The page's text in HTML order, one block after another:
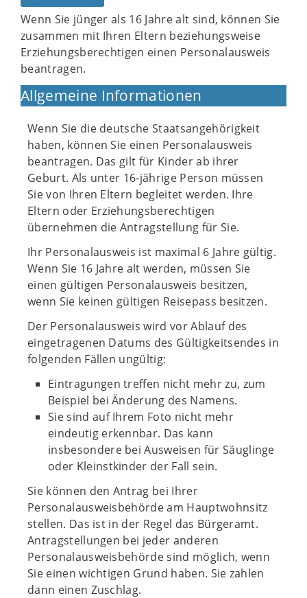
Wenn Sie jünger als 16 Jahre alt sind, können Sie
zusammen mit Ihren Eltern beziehungsweise
Erziehungsberechtigen einen Personalausweis
beantragen.
Allgemeine Informationen
Wenn Sie die deutsche Staatsangehörigkeit
haben, können Sie einen Personalausweis
beantragen. Das gilt für Kinder ab ihrer
Geburt. Als unter 16-jährige Person müssen
Sie von Ihren Eltern begleitet werden. Ihre
Eltern oder Erziehungsberechtigen
übernehmen die Antragstellung für Sie.
Ihr Personalausweis ist maximal 6 Jahre gültig.
Wenn Sie 16 Jahre alt werden, müssen Sie
einen gültigen Personalausweis besitzen,
wenn Sie keinen gültigen Reisepass besitzen.
Der Personalausweis wird vor Ablauf des
eingetragenen Datums des Gültigkeitsendes in
folgenden Fällen ungültig:
Eintragungen treffen nicht mehr zu, zum
Beispiel bei Änderung des Namens.
Sie sind auf Ihrem Foto nicht mehr
eindeutig erkennbar. Das kann
insbesondere bei Ausweisen für Säuglinge
oder Kleinstkinder der Fall sein.
Sie können den Antrag bei Ihrer
Personalausweisbehörde am Hauptwohnsitz
stellen. Das ist in der Regel das Bürgeramt.
Antragstellungen bei jeder anderen
Personalausweisbehörde sind möglich, wenn
Sie einen wichtigen Grund haben. Sie zahlen
dann einen Zuschlag.